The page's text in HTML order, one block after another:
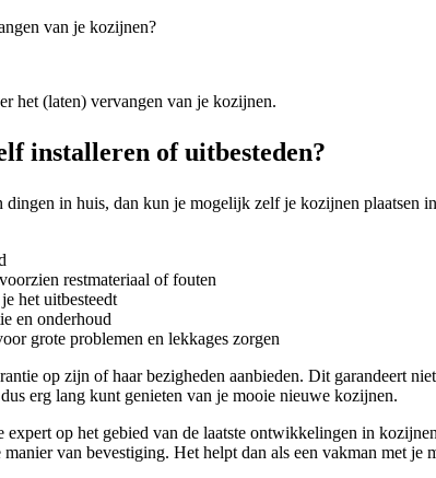
van je kozijnen?
het (laten) vervangen van je kozijnen.
installeren of uitbesteden?
in huis, dan kun je mogelijk zelf je kozijnen plaatsen
restmateriaal of fouten
het uitbesteedt
en onderhoud
grote problemen en lekkages zorgen
op zijn of haar bezigheden aanbieden. Dit garandeert
erg lang kunt genieten van je mooie nieuwe kozijnen.
op het gebied van de laatste ontwikkelingen in
van bevestiging. Het helpt dan als een vakman met je